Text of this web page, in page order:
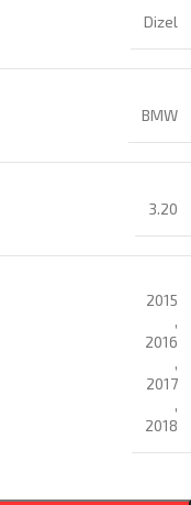
Dizel
BMW
3.20
2015
,
2016
,
2017
,
2018